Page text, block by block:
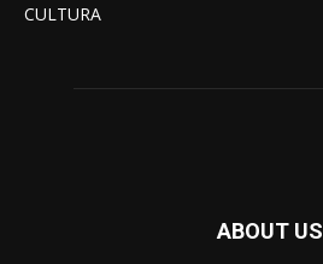
CULTURA
ABOUT US